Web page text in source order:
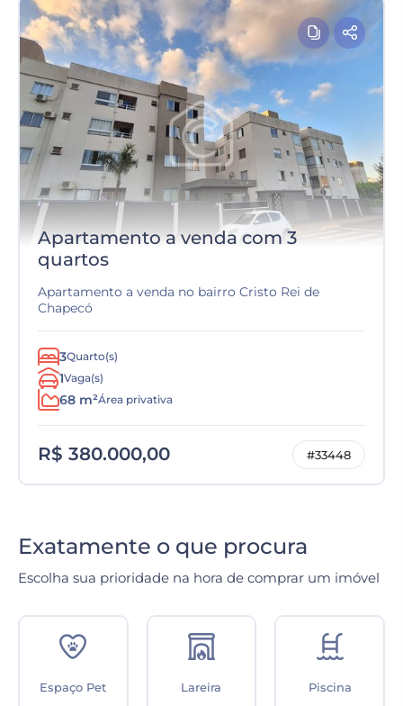
Apartamento a venda com 3
quartos
Apartamento a venda no bairro Cristo Rei de
Chapecó
3Quarto(s)
1Vaga(s)
68 m²Área privativa
R$ 380.000,00 #33448
Exatamente o que procura
Escolha sua prioridade na hora de comprar um imóvel
Energia Solar
Minha Casa
Minha Vida
Cozinha com
mobília